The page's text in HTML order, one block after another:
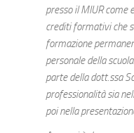
presso il MIUR
crediti formativi che
formazione
personale della
parte della dott.ssa
professionalità sia
poi nella